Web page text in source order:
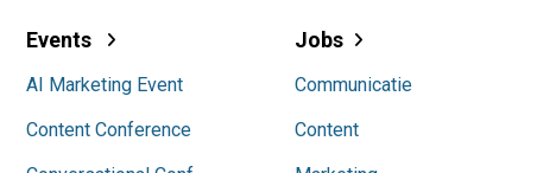
Events
AI Marketing Event
Content Conference
Jobs
Communicatie
Content